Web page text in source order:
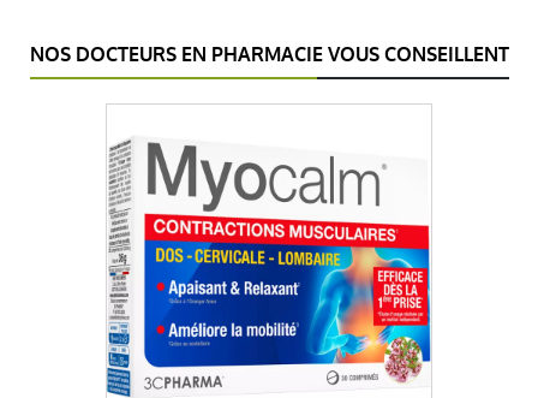
NOS DOCTEURS EN PHARMACIE VOUS CONSEILLENT